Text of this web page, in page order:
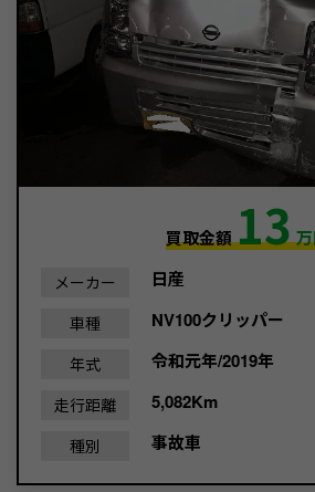
買取金額13
メーカー 日産
車種 NV100クリッパー
年式 令和元年/2019年
走行距離 5,082Km
種別 事故車